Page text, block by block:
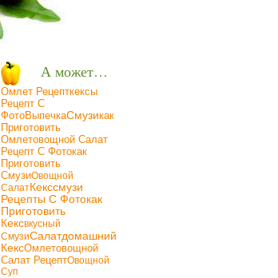
А может…
Омлет РецептКексы
Рецепт С
ФотоВыпечкаСмузиКак
Приготовить
ОмлетОвощной Салат
Рецепт С ФотоКак
Приготовить
СмузиOвощной
СалатКексСмузи
Рецепты С ФотоКак
Приготовить
КексВкусный
СмузиСалатДомашний
КексОмлетОвощной
Салат РецептOвощной
Суп